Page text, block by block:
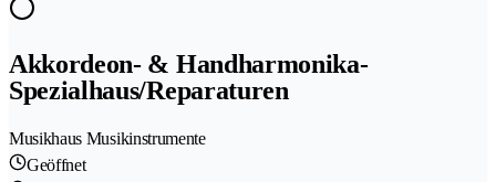
Akkordeon- & Handharmonika-
Spezialhaus/Reparaturen
Musikhaus Musikinstrumente
Geöffnet